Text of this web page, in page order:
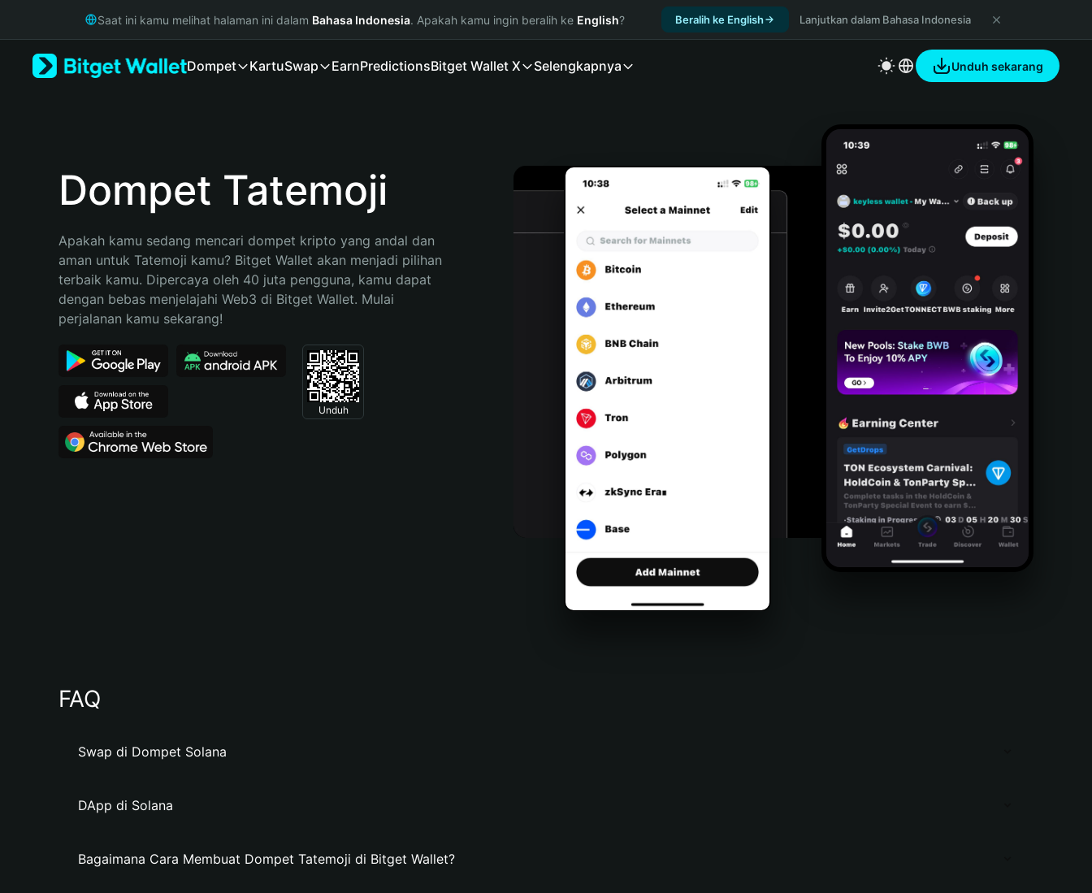
Русский
Bahasa Indonesia
Español (Argentina)
Saat ini kamu melihat halaman ini dalam Bahasa Indonesia. Apakah kamu ingin beralih ke English? Beralih ke English Lanjutkan dalam Bahasa Indonesia
Dompet KartuSwap EarnPredictionsBitget Wallet X Selengkapnya Unduh sekarang
Dompet Tatemoji
Apakah kamu sedang mencari dompet kripto yang andal dan
aman untuk Tatemoji kamu? Bitget Wallet akan menjadi pilihan
terbaik kamu. Dipercaya oleh 40 juta pengguna, kamu dapat
dengan bebas menjelajahi Web3 di Bitget Wallet. Mulai
perjalanan kamu sekarang!
Unduh
FAQ
Swap di Dompet Solana
DApp di Solana
Bagaimana Cara Membuat Dompet Tatemoji di Bitget Wallet?